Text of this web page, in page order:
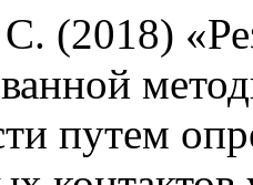
(2018)
путем